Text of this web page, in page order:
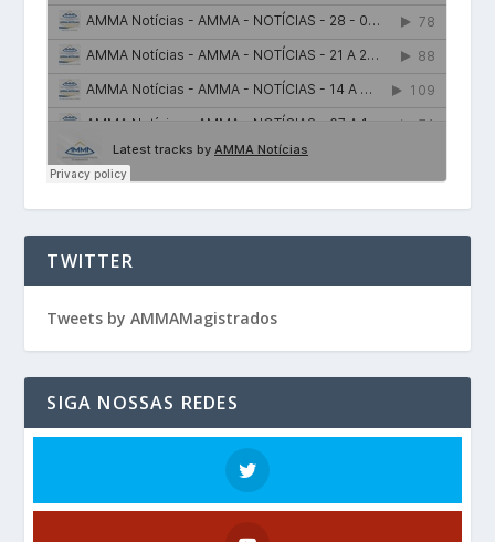
TWITTER
Tweets by AMMAMagistrados
SIGA NOSSAS REDES